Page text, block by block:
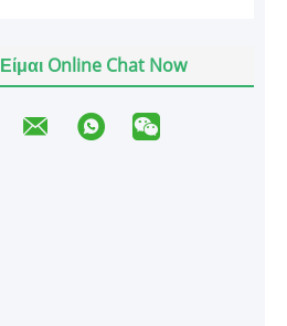
Είμαι Online Chat Now